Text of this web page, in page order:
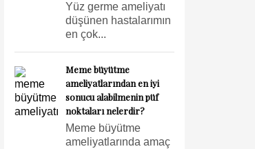
Yüz germe ameliyatı
düşünen hastalarımın
en çok...
Meme büyütme
ameliyatlarından en iyi
sonucu alabilmenin püf
noktaları nelerdir?
Meme büyütme
ameliyatlarında amaç